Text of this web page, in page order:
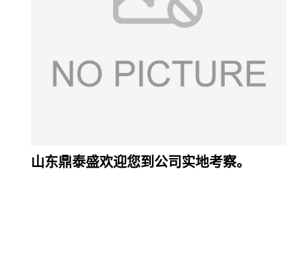
山东鼎泰盛欢迎您到公司实地考察。